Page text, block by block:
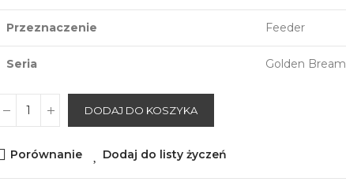
Przeznaczenie Feeder
Seria Golden Bream
DODAJ DO KOSZYKA
Porównanie Dodaj do listy życzeń